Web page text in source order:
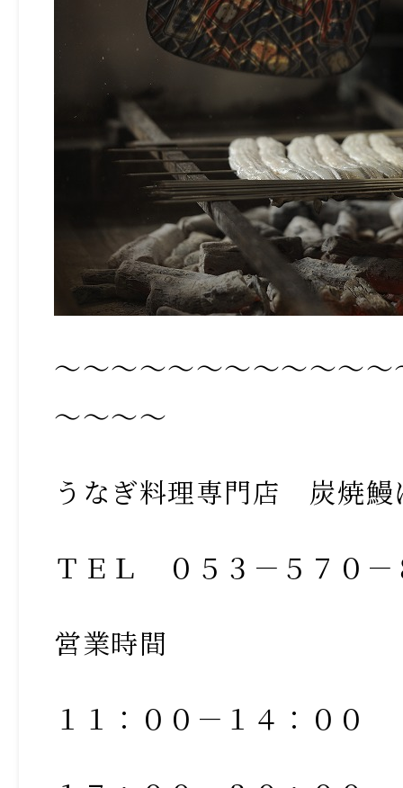
～～～～～～～～～～～
～～～～
うなぎ料理専門店 炭焼鰻
ＴＥＬ ０５３－５７０－
営業時間
１１：００－１４：００